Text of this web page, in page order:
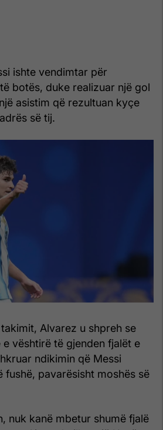
ishte vendimtar për
botës, duke realizuar një gol
asistim që rezultuan kyçe
së tij.
Alvarez u shpreh se
e vështirë të gjenden fjalët e
ndikimin që Messi
fushë, pavarësisht moshës së
nuk kanë mbetur shumë fjalë